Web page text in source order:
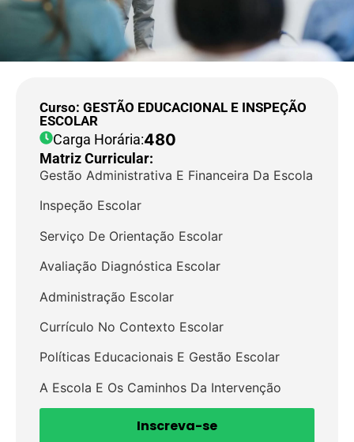
Curso: GESTÃO EDUCACIONAL E INSPEÇÃO
ESCOLAR
Carga Horária:480
Matriz Curricular:
Gestão Administrativa E Financeira Da Escola
Inspeção Escolar
Serviço De Orientação Escolar
Avaliação Diagnóstica Escolar
Administração Escolar
Currículo No Contexto Escolar
Políticas Educacionais E Gestão Escolar
A Escola E Os Caminhos Da Intervenção
Inscreva-se